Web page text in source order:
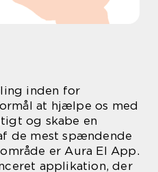
inden for
at hjælpe os med
og skabe en
de mest spændende
er Aura El App.
applikation, der